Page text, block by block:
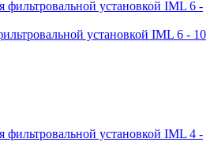
установкой IML 6 - 10